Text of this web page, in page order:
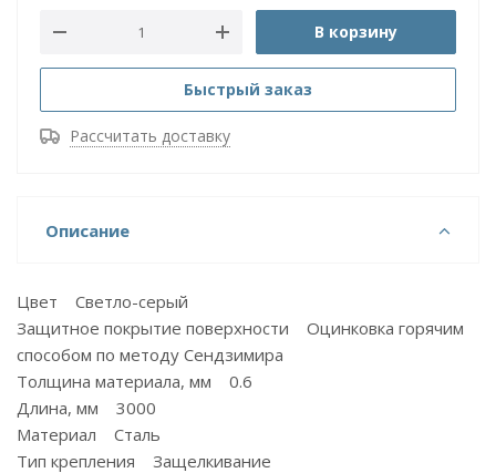
В корзину
Быстрый заказ
Рассчитать доставку
Описание
Цвет Светло-серый
Защитное покрытие поверхности Оцинковка горячим
способом по методу Сендзимира
Толщина материала, мм 0.6
Длина, мм 3000
Материал Сталь
Тип крепления Защелкивание